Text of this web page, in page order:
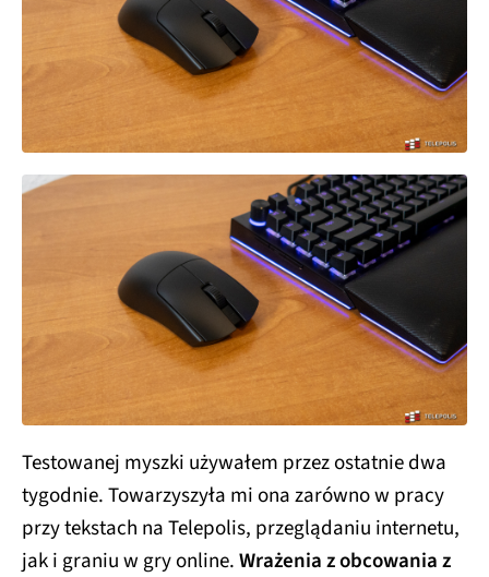
Testowanej myszki używałem przez ostatnie dwa
tygodnie. Towarzyszyła mi ona zarówno w pracy
przy tekstach na Telepolis, przeglądaniu internetu,
jak i graniu w gry online.Wrażenia z obcowania z